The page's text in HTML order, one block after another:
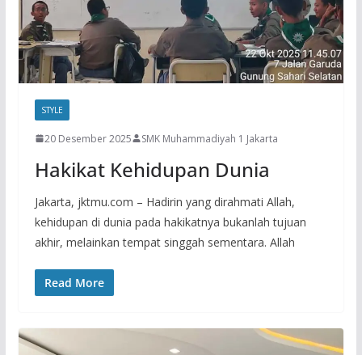
STYLE
20 Desember 2025 SMK Muhammadiyah 1 Jakarta
Hakikat Kehidupan Dunia
Jakarta, jktmu.com – Hadirin yang dirahmati Allah,
kehidupan di dunia pada hakikatnya bukanlah tujuan
akhir, melainkan tempat singgah sementara. Allah
Read More